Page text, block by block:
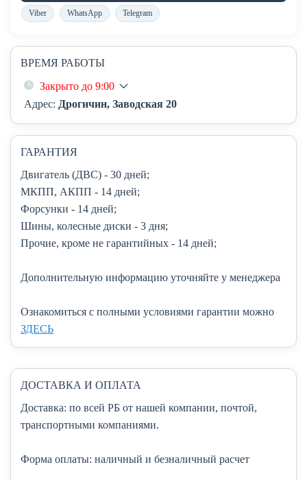
Viber WhatsApp Telegram
ВРЕМЯ РАБОТЫ
Закрыто до 9:00
Адрес: Дрогичин, Заводская 20
ГАРАНТИЯ
Двигатель (ДВС) - 30 дней;
МКПП, АКПП - 14 дней;
Форсунки - 14 дней;
Шины, колесные диски - 3 дня;
Прочие, кроме не гарантийных - 14 дней;
Дополнительную информацию уточняйте у менеджера
Ознакомиться с полными условиями гарантии можно
ЗДЕСЬ
ДОСТАВКА И ОПЛАТА
Доставка: по всей РБ от нашей компании, почтой,
транспортными компаниями.
Форма оплаты: наличный и безналичный расчет